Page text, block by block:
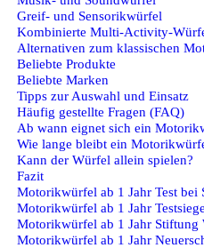
Greif- und Sensorikwürfel
Kombinierte Multi-Activity-
Alternativen zum klassischen
Beliebte Produkte
Beliebte Marken
Tipps zur Auswahl und Einsatz
Häufig gestellte Fragen (FAQ)
Ab wann eignet sich ein
Wie lange bleibt ein
Kann der Würfel allein spielen?
Fazit
Motorikwürfel ab 1 Jahr Test bei
Motorikwürfel ab 1 Jahr
Motorikwürfel ab 1 Jahr Stiftung
Motorikwürfel ab 1 Jahr